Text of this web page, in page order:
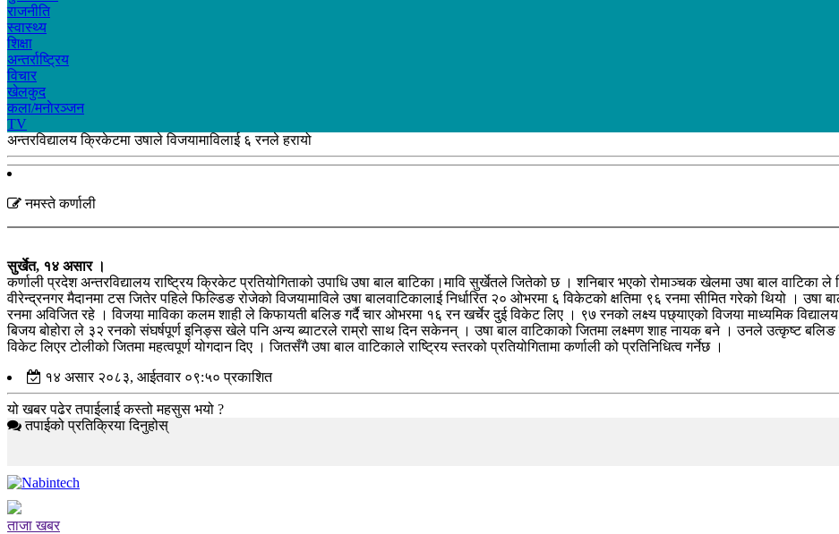
राजनीति
स्वास्थ्य
शिक्षा
अन्तर्राष्ट्रिय
विचार
खेलकुद
कला/मनाेरञ्जन
TV
अन्तरविद्यालय क्रिकेटमा उषाले विजयामाविलाई ६ रनले हरायो
नमस्ते कर्णाली
सुर्खेत, १४ असार ।
कर्णाली प्रदेश अन्तरविद्यालय राष्ट्रिय क्रिकेट प्रतियोगिताको उपाधि उषा बाल बाटिका।मावि सुर्खेतले जितेको छ । शनिबार भएको रोमाञ्चक खेलमा उषा बाल वाटिका
वीरेन्द्रनगर मैदानमा टस जितेर पहिले फिल्डिङ रोजेको विजयामाविले उषा बालवाटिकालाई निर्धारित २० ओभरमा ६ विकेटको क्षतिमा ९६ रनमा सीमित गरेको थियो ।
रनमा अविजित रहे । विजया माविका कलम शाही ले किफायती बलिङ गर्दै चार ओभरमा १६ रन खर्चेर दुई विकेट लिए । ९७ रनको लक्ष्य पछ्याएको विजया माध्यमिक
बिजय बोहोरा ले ३२ रनको संघर्षपूर्ण इनिङ्स खेले पनि अन्य ब्याटरले राम्रो साथ दिन सकेनन् । उषा बाल वाटिकाको जितमा लक्ष्मण शाह नायक बने । उनले उत्कृष्ट बलिङ
विकेट लिएर टोलीको जितमा महत्वपूर्ण योगदान दिए । जितसँगै उषा बाल वाटिकाले राष्ट्रिय स्तरको प्रतियोगितामा कर्णाली को प्रतिनिधित्व गर्नेछ ।
१४ असार २०८३, आईतवार ०९:५० प्रकाशित
यो खबर पढेर तपाईलाई कस्तो महसुस भयो ?
तपाईको प्रतिक्रिया दिनुहोस्
ताजा खबर